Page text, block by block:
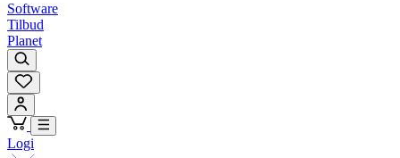
Software
Tilbud
Planet
Logi